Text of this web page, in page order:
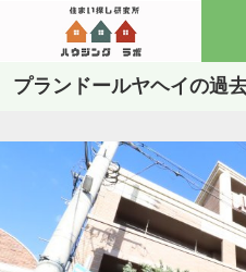
プランドールヤヘイの過